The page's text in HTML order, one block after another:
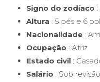
Signo do zodíaco
Altura : 5 pés e 6
Nacionalidade:
Ocupação : Atriz
Estado civil:
Salário : Sob revisão